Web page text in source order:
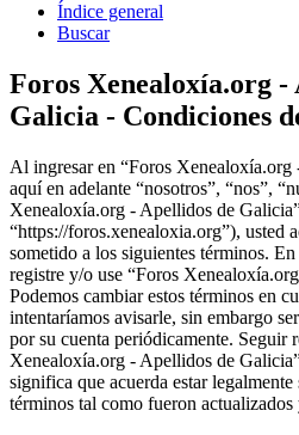
Índice general
Buscar
Foros Xenealoxía.org -
Galicia - Condiciones
Al ingresar en “Foros
aquí en adelante “nosotros”, “nos”,
Xenealoxía.org - Apellidos de
“https://foros.xenealoxia.org”), usted
sometido a los siguientes términos.
registre y/o use “Foros
Podemos cambiar estos términos en
intentaríamos avisarle, sin embargo
por su cuenta periódicamente. Seguir
Xenealoxía.org - Apellidos de
significa que acuerda estar
términos tal como fueron actualizados